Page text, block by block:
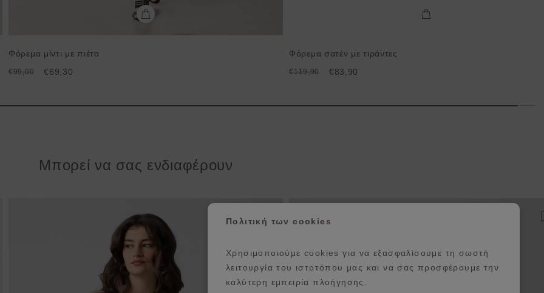
Φόρεμα μίντι με πιέτα
€99,00 €69,30
Φόρεμα σατέν με τιράντες
€119,90 €83,90
Μπορεί να σας ενδιαφέρουν
Πολιτική των cookies
Χρησιμοποιούμε cookies για να εξασφαλίσουμε τη σωστή
λειτουργία του ιστοτόπου μας και να σας προσφέρουμε την
καλύτερη εμπειρία πλοήγησης.